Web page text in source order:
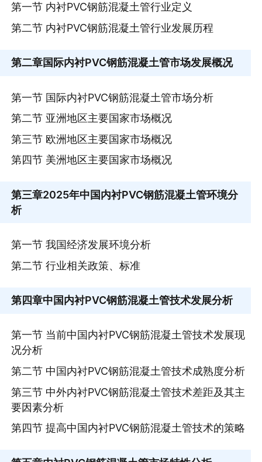
第一节 内衬PVC钢筋混凝土管行业定义
第二节 内衬PVC钢筋混凝土管行业发展历程
第二章国际内衬PVC钢筋混凝土管市场发展概况
第一节 国际内衬PVC钢筋混凝土管市场分析
第二节 亚洲地区主要国家市场概况
第三节 欧洲地区主要国家市场概况
第四节 美洲地区主要国家市场概况
第三章2025年中国内衬PVC钢筋混凝土管环境分
析
第一节 我国经济发展环境分析
第二节 行业相关政策、标准
第四章中国内衬PVC钢筋混凝土管技术发展分析
第一节 当前中国内衬PVC钢筋混凝土管技术发展现
况分析
第二节 中国内衬PVC钢筋混凝土管技术成熟度分析
第三节 中外内衬PVC钢筋混凝土管技术差距及其主
要因素分析
第四节 提高中国内衬PVC钢筋混凝土管技术的策略